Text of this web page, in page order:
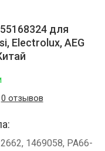
для
Electrolux, AEG
0 отзывов
1469058, PA66-